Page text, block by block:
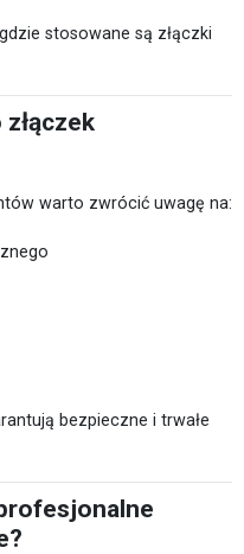
stosowane są złączki
warto zwrócić uwagę na:
bezpieczne i trwałe